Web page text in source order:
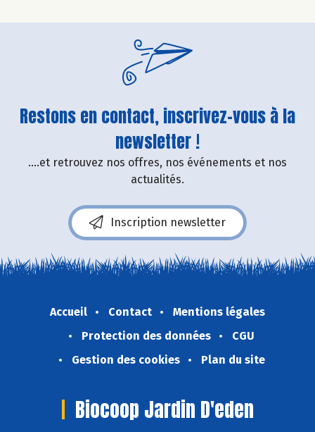
Restons en contact, inscrivez-vous à la
newsletter !
....et retrouvez nos offres, nos événements et nos
actualités.
Inscription newsletter
Accueil Contact
Mentions légales
Protection des données
CGU
Gestion des cookies
Plan du site
Biocoop Jardin D'eden